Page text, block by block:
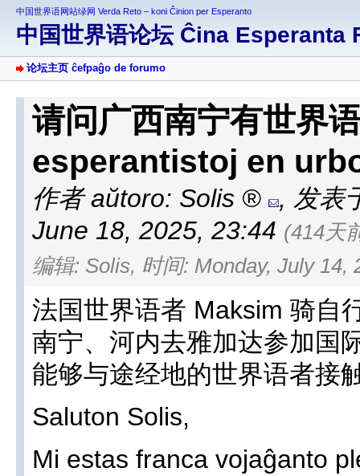
中国世界语网站绿网 Verda Reto – koni Ĉinion per Esperanto
中国世界语论坛 Ĉina Esperanta
论坛主页 ĉefpaĝo de forumo
请问广西南宁有世界
esperantistoj en
作者 aŭtoro: Solis , 发表
June 18, 2025, 23:44 (414天
编辑: Solis, 时间: Monday, July 14,
法国世界语者 Maksim 骑自
南宁、河内去雅加达参加国
能够与途经地的世界语者接
Saluton Solis,
Mi estas franca vojaĝanto